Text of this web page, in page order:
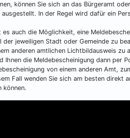
können Sie sich an das Bürgeramt
In der Regel wird dafür ein
es auch die Möglichkeit, eine
jeweiligen Stadt oder Gemeinde zu
anderen amtlichen Lichtbildausweis zu
Ihnen die Meldebescheinigung dann per
von einem anderen Amt,
Fall wenden Sie sich am besten
können.